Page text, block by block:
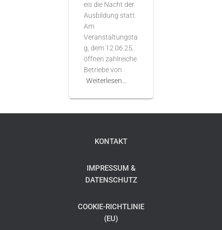
eis die Nacht der
Ausbildung statt.
Am
Veranstaltungsta
g, dem 12.06.25,
öffnen zahlreiche
Betriebe von
Weiterlesen…
KONTAKT
IMPRESSUM &
DATENSCHUTZ
COOKIE-RICHTLINIE
(EU)